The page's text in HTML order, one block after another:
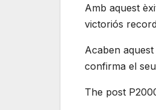
Amb aquest
victoriós
Acaben aquest
confirma el
The post